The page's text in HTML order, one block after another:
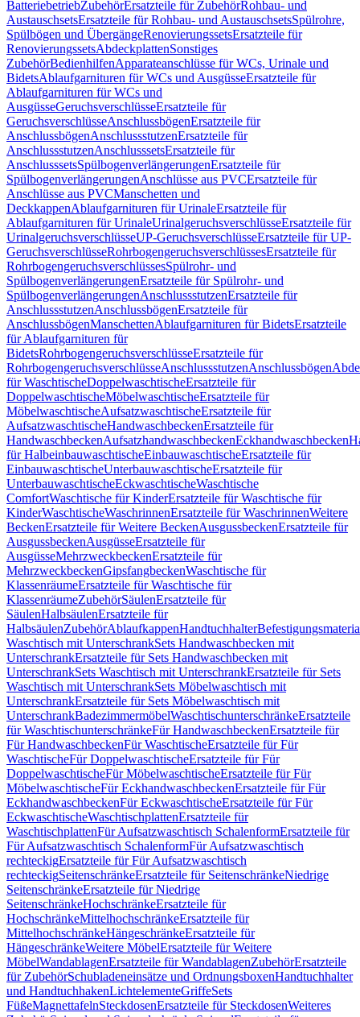
BatteriebetriebZubehörErsatzteile für ZubehörRohbau- und
AustauschsetsErsatzteile für Rohbau- und AustauschsetsSpülrohre,
Spülbögen und ÜbergängeRenovierungssetsErsatzteile für
RenovierungssetsAbdeckplattenSonstiges
ZubehörBedienhilfenApparateanschlüsse für WCs, Urinale und
BidetsAblaufgarnituren für WCs und AusgüsseErsatzteile für
Ablaufgarnituren für WCs und
AusgüsseGeruchsverschlüsseErsatzteile für
GeruchsverschlüsseAnschlussbögenErsatzteile für
AnschlussbögenAnschlussstutzenErsatzteile für
AnschlussstutzenAnschlusssetsErsatzteile für
AnschlusssetsSpülbogenverlängerungenErsatzteile für
SpülbogenverlängerungenAnschlüsse aus PVCErsatzteile für
Anschlüsse aus PVCManschetten und
DeckkappenAblaufgarnituren für UrinaleErsatzteile für
Ablaufgarnituren für UrinaleUrinalgeruchsverschlüsseErsatzteile für
UrinalgeruchsverschlüsseUP-GeruchsverschlüsseErsatzteile für UP-
GeruchsverschlüsseRohrbogengeruchsverschlüssesErsatzteile für
RohrbogengeruchsverschlüssesSpülrohr- und
SpülbogenverlängerungenErsatzteile für Spülrohr- und
SpülbogenverlängerungenAnschlussstutzenErsatzteile für
AnschlussstutzenAnschlussbögenErsatzteile für
AnschlussbögenManschettenAblaufgarnituren für BidetsErsatzteile
für Ablaufgarnituren für
BidetsRohrbogengeruchsverschlüsseErsatzteile für
RohrbogengeruchsverschlüsseAnschlussstutzenAnschlussbögen
für WaschtischeDoppelwaschtischeErsatzteile für
DoppelwaschtischeMöbelwaschtischeErsatzteile für
MöbelwaschtischeAufsatzwaschtischeErsatzteile für
AufsatzwaschtischeHandwaschbeckenErsatzteile für
HandwaschbeckenAufsatzhandwaschbeckenEckhandwaschbecken
für HalbeinbauwaschtischeEinbauwaschtischeErsatzteile für
EinbauwaschtischeUnterbauwaschtischeErsatzteile für
UnterbauwaschtischeEckwaschtischeWaschtische
ComfortWaschtische für KinderErsatzteile für Waschtische für
KinderWaschtischeWaschrinnenErsatzteile für WaschrinnenWeitere
BeckenErsatzteile für Weitere BeckenAusgussbeckenErsatzteile für
AusgussbeckenAusgüsseErsatzteile für
AusgüsseMehrzweckbeckenErsatzteile für
MehrzweckbeckenGipsfangbeckenWaschtische für
KlassenräumeErsatzteile für Waschtische für
KlassenräumeZubehörSäulenErsatzteile für
SäulenHalbsäulenErsatzteile für
HalbsäulenZubehörAblaufkappenHandtuchhalter
Waschtisch mit UnterschrankSets Handwaschbecken mit
UnterschrankErsatzteile für Sets Handwaschbecken mit
UnterschrankSets Waschtisch mit UnterschrankErsatzteile für Sets
Waschtisch mit UnterschrankSets Möbelwaschtisch mit
UnterschrankErsatzteile für Sets Möbelwaschtisch mit
UnterschrankBadezimmermöbelWaschtischunterschränkeErsatzteile
für WaschtischunterschränkeFür HandwaschbeckenErsatzteile für
Für HandwaschbeckenFür WaschtischeErsatzteile für Für
WaschtischeFür DoppelwaschtischeErsatzteile für Für
DoppelwaschtischeFür MöbelwaschtischeErsatzteile für Für
MöbelwaschtischeFür EckhandwaschbeckenErsatzteile für Für
EckhandwaschbeckenFür EckwaschtischeErsatzteile für Für
EckwaschtischeWaschtischplattenErsatzteile für
WaschtischplattenFür Aufsatzwaschtisch SchalenformErsatzteile für
Für Aufsatzwaschtisch SchalenformFür Aufsatzwaschtisch
rechteckigErsatzteile für Für Aufsatzwaschtisch
rechteckigSeitenschränkeErsatzteile für SeitenschränkeNiedrige
SeitenschränkeErsatzteile für Niedrige
SeitenschränkeHochschränkeErsatzteile für
HochschränkeMittelhochschränkeErsatzteile für
MittelhochschränkeHängeschränkeErsatzteile für
HängeschränkeWeitere MöbelErsatzteile für Weitere
MöbelWandablagenErsatzteile für WandablagenZubehörErsatzteile
für ZubehörSchubladeneinsätze und OrdnungsboxenHandtuchhalter
und HandtuchhakenLichtelementeGriffeSets
FüßeMagnettafelnSteckdosenErsatzteile für SteckdosenWeiteres